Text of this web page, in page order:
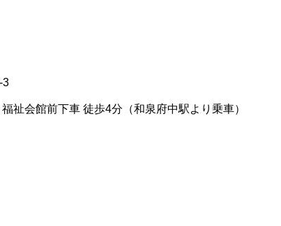
3
祉会館前下車 徒歩4分（和泉府中駅より乗車）